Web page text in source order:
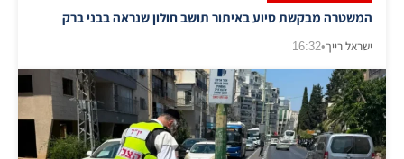
המשטרה מבקשת סיוע באיתור תושב חולון שנראה בבני ברק
ישראל רייך•
16:32